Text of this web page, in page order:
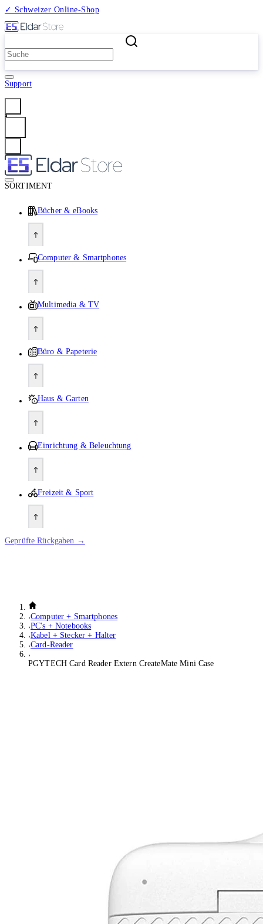
✓ Schweizer Online-Shop
Support
SORTIMENT
Bücher & eBooks
Computer & Smartphones
Multimedia & TV
Büro & Papeterie
Haus & Garten
Einrichtung & Beleuchtung
Freizeit & Sport
Geprüfte Rückgaben →
Computer + Smartphones
PC's + Notebooks
Kabel + Stecker + Halter
Card-Reader
PGYTECH Card Reader Extern CreateMate Mini Case